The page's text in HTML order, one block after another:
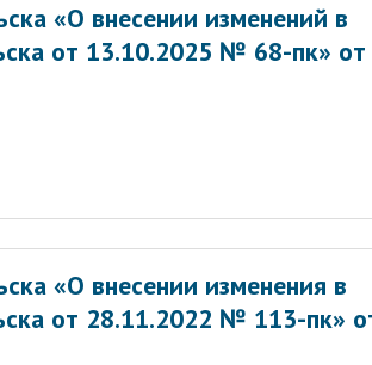
«О внесении изменений в
от 13.10.2025 № 68-пк» от
«О внесении изменения в
от 28.11.2022 № 113-пк»